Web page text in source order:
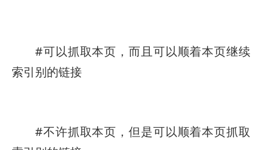
#可以抓取本页，而且可以顺着本页继续
索引别的链接
#不许抓取本页，但是可以顺着本页抓取